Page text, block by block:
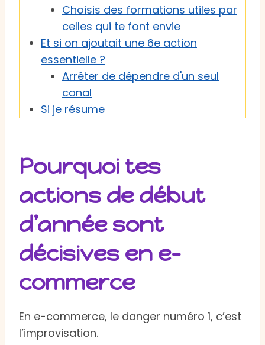
Choisis des formations utiles par
celles qui te font envie
Et si on ajoutait une 6e action
essentielle ?
Arrêter de dépendre d'un seul
canal
Si je résume
Pourquoi tes
actions de début
d’année sont
décisives en e-
commerce
En e-commerce, le danger numéro 1, c’est
l’improvisation.